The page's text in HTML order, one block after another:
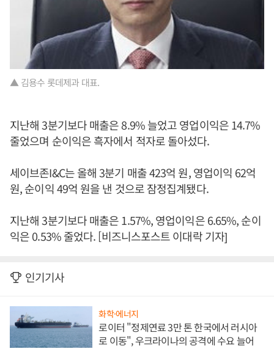
▲ 김용수 롯데제과 대표.
지난해 3분기보다 매출은 8.9% 늘었고 영업이익은 14.7%
줄었으며 순이익은 흑자에서 적자로 돌아섰다.
세이브존I&C는 올해 3분기 매출 423억 원, 영업이익 62억
원, 순이익 49억 원을 낸 것으로 잠정집계됐다.
지난해 3분기보다 매출은 1.57%, 영업이익은 6.65%, 순이
익은 0.53% 줄었다. [비즈니스포스트 이대락 기자]
인기기사
화학·에너지
로이터 "정제연료 3만 톤 한국에서 러시아
로 이동", 우크라이나의 공격에 수요 늘어